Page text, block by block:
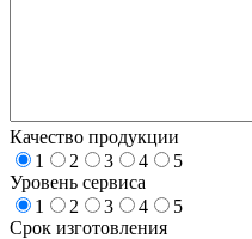
Качество продукции
1
2 3 4
5
Уровень сервиса
1
2 3 4
5
Срок изготовления